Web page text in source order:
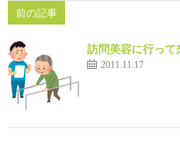
前の記事
訪問美容に行って
2011.11.17